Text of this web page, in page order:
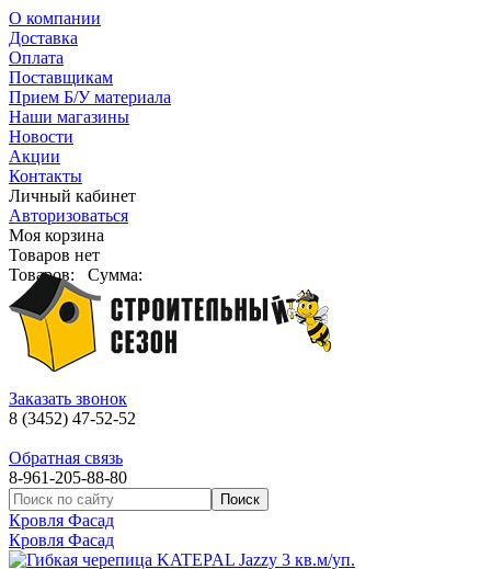
О компании
Доставка
Оплата
Поставщикам
Прием Б/У материала
Наши магазины
Новости
Акции
Контакты
Личный кабинет
Авторизоваться
Моя корзина
Товаров нет
Товаров:
Сумма:
Заказать звонок
8 (3452) 47-52-52
Обратная связь
8-961-205-88-80
Кровля Фасад
Кровля Фасад